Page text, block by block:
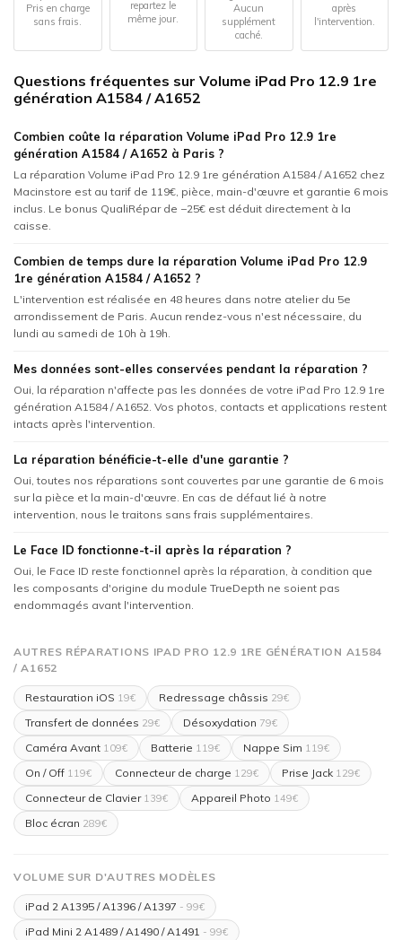
Pris en charge
sans frais.
repartez le
même jour.
Aucun
supplément
caché.
après
l'intervention.
Questions fréquentes sur Volume iPad Pro 12.9 1re
génération A1584 / A1652
Combien coûte la réparation Volume iPad Pro 12.9 1re
génération A1584 / A1652 à Paris ?
La réparation Volume iPad Pro 12.9 1re génération A1584 / A1652 chez
Macinstore est au tarif de 119€, pièce, main-d'œuvre et garantie 6 mois
inclus. Le bonus QualiRépar de −25€ est déduit directement à la
caisse.
Combien de temps dure la réparation Volume iPad Pro 12.9
1re génération A1584 / A1652 ?
L'intervention est réalisée en 48 heures dans notre atelier du 5e
arrondissement de Paris. Aucun rendez-vous n'est nécessaire, du
lundi au samedi de 10h à 19h.
Mes données sont-elles conservées pendant la réparation ?
Oui, la réparation n'affecte pas les données de votre iPad Pro 12.9 1re
génération A1584 / A1652. Vos photos, contacts et applications restent
intacts après l'intervention.
La réparation bénéficie-t-elle d'une garantie ?
Oui, toutes nos réparations sont couvertes par une garantie de 6 mois
sur la pièce et la main-d'œuvre. En cas de défaut lié à notre
intervention, nous le traitons sans frais supplémentaires.
Le Face ID fonctionne-t-il après la réparation ?
Oui, le Face ID reste fonctionnel après la réparation, à condition que
les composants d'origine du module TrueDepth ne soient pas
endommagés avant l'intervention.
AUTRES RÉPARATIONS IPAD PRO 12.9 1RE GÉNÉRATION A1584
/ A1652
Restauration iOS 19€ Redressage châssis 29€
Transfert de données 29€ Désoxydation 79€
Caméra Avant 109€ Batterie 119€ Nappe Sim 119€
On / Off 119€ Connecteur de charge 129€ Prise Jack 129€
Connecteur de Clavier139€ Appareil Photo 149€
Bloc écran 289€
VOLUME SUR D'AUTRES MODÈLES
iPad 2 A1395 / A1396 / A1397 - 99€
iPad Mini 2 A1489 / A1490 / A1491 - 99€